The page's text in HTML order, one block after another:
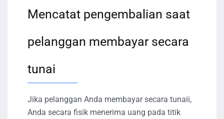
Mencatat pengembalian saat
pelanggan membayar secara
tunai
Jika pelanggan Anda membayar secara tunaii,
Anda secara fisik menerima uang pada titik